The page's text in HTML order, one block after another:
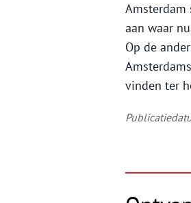
aan waar
Op de
vinden ter